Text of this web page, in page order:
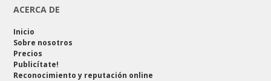
ACERCA DE
Inicio
Sobre nosotros
Precios
Publicítate!
Reconocimiento y reputación online